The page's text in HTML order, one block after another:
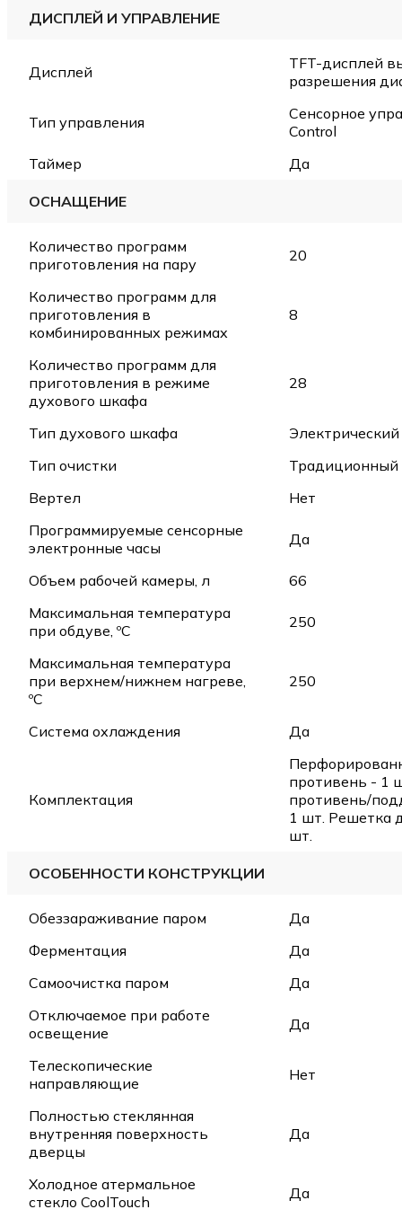
ДИСПЛЕЙ И УПРАВЛЕНИЕ
Дисплей
TFT-дисплей
разрешения
Тип управления
Сенсорное
Control
Таймер
Да
ОСНАЩЕНИЕ
Количество программ
приготовления на пару
20
Количество программ для
приготовления в
комбинированных режимах
8
Количество программ для
приготовления в режиме
духового шкафа
28
Тип духового шкафа
Электрический
Тип очистки
Традиционный
Вертел
Нет
Программируемые сенсорные
электронные часы
Да
Объем рабочей камеры, л
66
Максимальная температура
при обдуве, ºC
250
Максимальная температура
при верхнем/нижнем нагреве,
ºC
250
Система охлаждения Да
Комплектация
противень - 1
противень/
1 шт. Решетка
шт.
ОСОБЕННОСТИ КОНСТРУКЦИИ
Обеззараживание паром
Да
Ферментация
Да
Самоочистка паром
Да
Отключаемое при работе
освещение
Да
Телескопические
направляющие
Нет
Полностью стеклянная
внутренняя поверхность
дверцы
Да
Холодное атермальное
стекло CoolTouch
Да